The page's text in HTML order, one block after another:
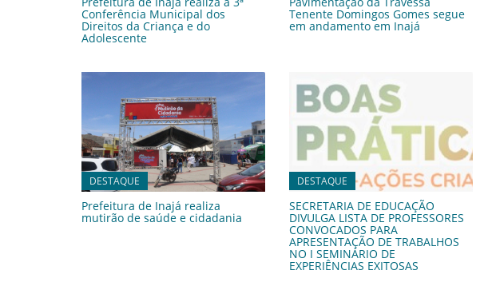
Conferência Municipal dos
Direitos da Criança e do
Adolescente
Tenente Domingos Gomes segue
em andamento em Inajá
DESTAQUE
Prefeitura de Inajá realiza
mutirão de saúde e cidadania
DESTAQUE
SECRETARIA DE EDUCAÇÃO
DIVULGA LISTA DE PROFESSORES
CONVOCADOS PARA
APRESENTAÇÃO DE TRABALHOS
NO I SEMINÁRIO DE
EXPERIÊNCIAS EXITOSAS